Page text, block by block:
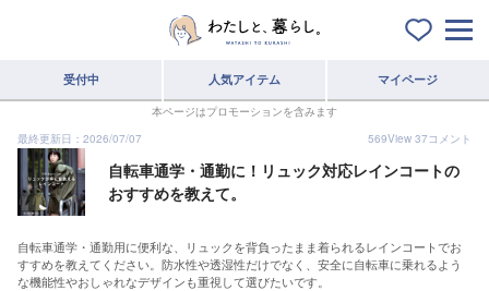
受付中 人気アイテム マイページ
本ページはプロモーションを含みます
最終更新日：2026/07/07
569View 37コメント
自転車通学・通勤に！リュック対応レインコートの
おすすめを教えて。
自転車通学・通勤用に便利な、リュックを背負ったまま着られるレインコートでお
すすめを教えてください。防水性や透湿性だけでなく、安全に自転車に乗れるよう
な機能性やおしゃれなデザインも重視して選びたいです。